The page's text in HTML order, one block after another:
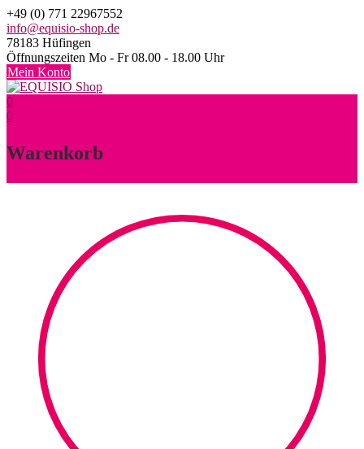
Skip
to
content
+49 (0) 771 22967552
info@equisio-shop.de
78183 Hüfingen
Öffnungszeiten Mo - Fr 08.00 - 18.00 Uhr
Mein Konto
0
0
Warenkorb